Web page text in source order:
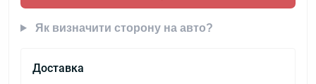
Як визначити сторону на авто?
Доставка